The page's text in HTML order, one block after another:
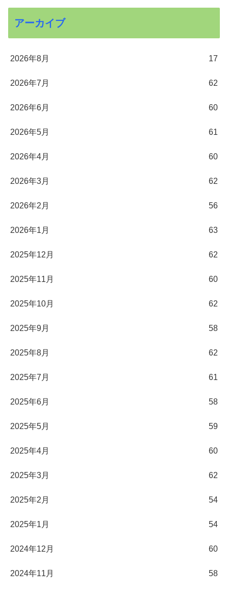
アーカイブ
2026年8月 17
2026年7月 62
2026年6月 60
2026年5月 61
2026年4月 60
2026年3月 62
2026年2月 56
2026年1月 63
2025年12月 62
2025年11月 60
2025年10月 62
2025年9月 58
2025年8月 62
2025年7月 61
2025年6月 58
2025年5月 59
2025年4月 60
2025年3月 62
2025年2月 54
2025年1月 54
2024年12月 60
2024年11月 58